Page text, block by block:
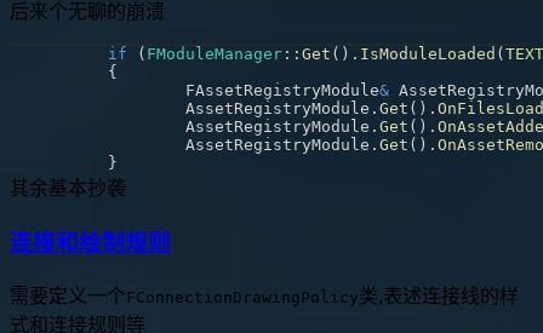
后来个无聊的崩溃
if ( FModuleManager :: Get ( ) . IsModuleLoaded ( TEXT
{
		FAssetRegistryModule
&
		AssetRegistryModule
. Get ( ) .
		AssetRegistryModule
. Get ( ) .
		AssetRegistryModule
. Get ( ) .
}
其余基本抄袭
连接和绘制规则
需要定义一个FConnectionDrawingPolicy类,表述连接线的样
式和连接规则等